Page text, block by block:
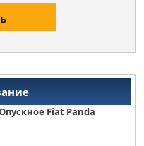
Fiat Panda